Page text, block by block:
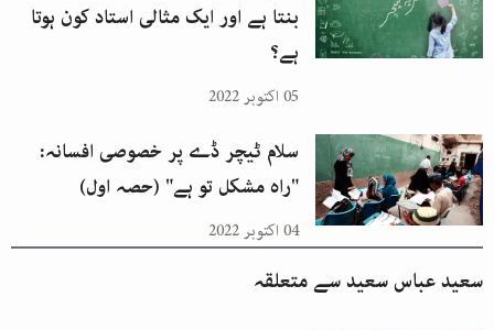
بنتا ہے اور ایک مثالی استاد کون ہوتا
ہے؟
05 اکتوبر 2022
سلام ٹیچر ڈے پر خصوصی افسانہ:
"راہ مشکل تو ہے" (حصہ اول)
04 اکتوبر 2022
سعید عباس سعیدسے متعلقہ